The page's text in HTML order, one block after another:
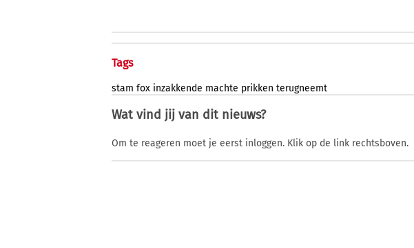
Tags
stam fox inzakkende machte prikken terugneemt
Wat vind jij van dit nieuws?
Om te reageren moet je eerst inloggen. Klik op de link rechtsboven.